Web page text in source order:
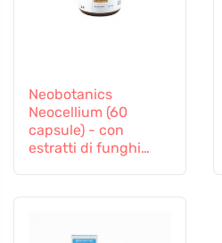
Neobotanics
Neocellium (60
capsule) - con
estratti di funghi